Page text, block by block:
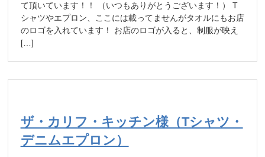
て頂いています！！ （いつもありがとうございます！） T
シャツやエプロン、ここには載ってませんがタオルにもお店
のロゴを入れています！ お店のロゴが入ると、制服が映え
[…]
ザ・カリフ・キッチン様（Tシャツ・
デニムエプロン）